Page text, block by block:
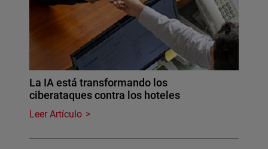
La IA está transformando los
ciberataques contra los hoteles
Leer Artículo